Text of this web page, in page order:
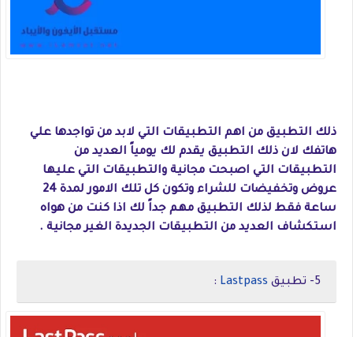
ذلك التطبيق من اهم التطبيقات التي لابد من تواجدها علي
هاتفك لان ذلك التطبيق يقدم لك يومياً العديد من
التطبيقات التي اصبحت مجانية والتطبيقات التي عليها
عروض وتخفيضات للشراء وتكون كل تلك الامور لمدة 24
ساعة فقط لذلك التطبيق مهم جداً لك اذا كنت من هواه
استكشاف العديد من التطبيقات الجديدة الغير مجانية .
5- تطبيق Lastpass
: